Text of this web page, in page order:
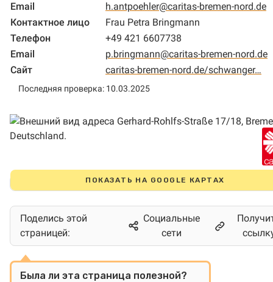
Email
h.antpoehler@caritas-bremen-nord.de
Контактное лицо
Frau Petra Bringmann
Телефон
+49 421 6607738
Email
p.bringmann@caritas-bremen-nord.de
Сайт
caritas-bremen-nord.de/schwanger…
Последняя проверка: 10.03.2025
ПОКАЗАТЬ НА GOOGLE КАРТАХ
Поделись этой
страницей:
Социальные
сети
Была ли эта страница полезной?